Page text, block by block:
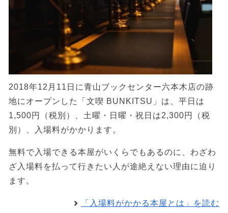
2018年12月11日に青山ブックセンター六本木店の跡
地にオープンした「文喫 BUNKITSU」は、平日は
1,500円（税別）、土曜・日曜・祝日は2,300円（税
別）、入場料がかかります。
無料で入場できる本屋がいくらでもあるのに、わざわ
ざ入場料を払って行きたい人が途絶えない理由に迫り
ます。
「入場料がかかる本屋とは」を読む